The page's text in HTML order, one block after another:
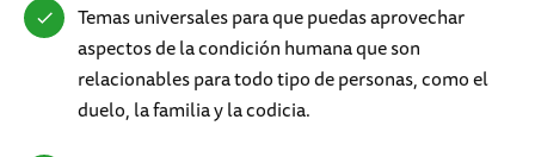
Temas universales para que puedas aprovechar
aspectos de la condición humana que son
relacionables para todo tipo de personas, como el
duelo, la familia y la codicia.